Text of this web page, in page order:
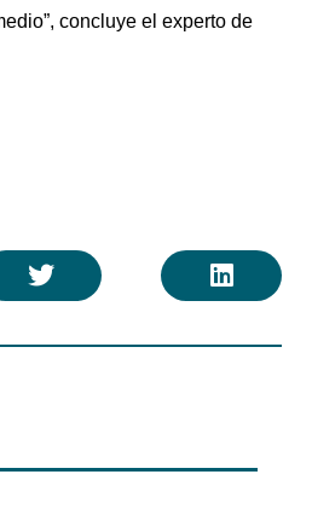
concluye el experto de